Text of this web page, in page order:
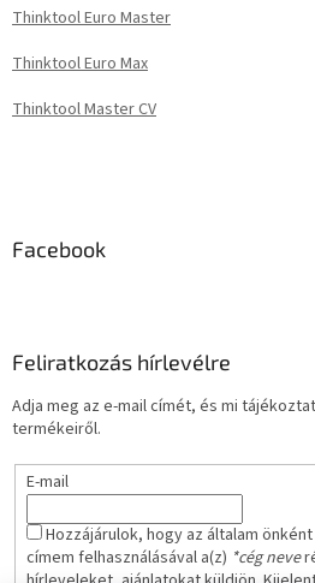
Thinktool Euro Master
Thinktool Euro Max
Thinktool Master CV
Facebook
Feliratkozás hírlevélre
Adja meg az e-mail címét, és mi
termékeiről.
E-mail
Hozzájárulok, hogy az általam
címem felhasználásával a(z) *cég neve